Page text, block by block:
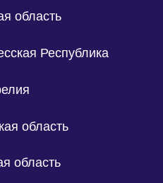
область
Республика
область
область